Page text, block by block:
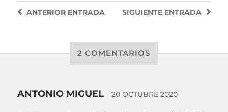
SIGUIENTE ENTRADA
ANTERIORENTRADA
2 COMENTARIOS
ANTONIO MIGUEL 20 OCTUBRE 2020